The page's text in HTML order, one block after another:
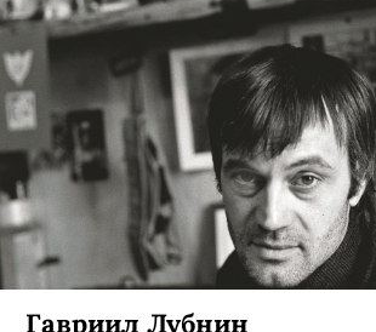
Гавриил Лубнин